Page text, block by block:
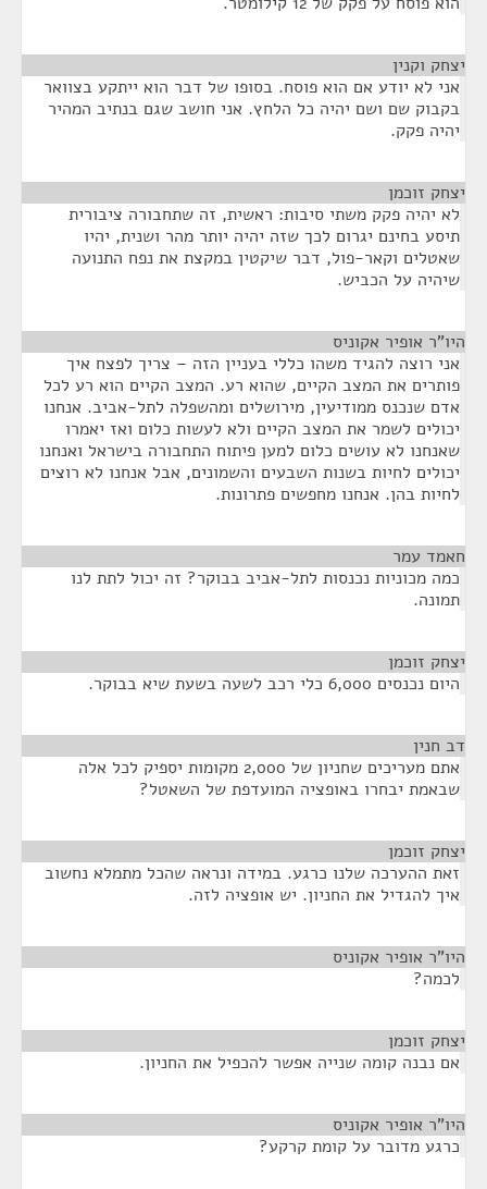
יצחק וקנין
אני לא יודע אם הוא פוסח. בסופו של דבר הוא ייתקע בצוואר
בקבוק שם ושם יהיה כל הלחץ. אני חושב שגם בנתיב המהיר
יהיה פקק.
יצחק זוכמן
לא יהיה פקק משתי סיבות: ראשית, זה שתחבורה ציבורית
תיסע בחינם יגרום לכך שזה יהיה יותר מהר ושנית, יהיו
שאטלים וקאר-פול, דבר שיקטין במקצת את נפח התנועה
שיהיה על הכביש.
היו"ר אופיר אקוניס
אני רוצה להגיד משהו כללי בעניין הזה – צריך לפצח איך
פותרים את המצב הקיים, שהוא רע. המצב הקיים הוא רע לכל
אדם שנכנס ממודיעין, מירושלים ומהשפלה לתל-אביב. אנחנו
יכולים לשמר את המצב הקיים ולא לעשות כלום ואז יאמרו
שאנחנו לא עושים כלום למען פיתוח התחבורה בישראל ואנחנו
יכולים לחיות בשנות השבעים והשמונים, אבל אנחנו לא רוצים
לחיות בהן. אנחנו מחפשים פתרונות.
חאמד עמר
כמה מכוניות נכנסות לתל-אביב בבוקר? זה יכול לתת לנו
תמונה.
יצחק זוכמן
היום נכנסים 6,000 כלי רכב לשעה בשעת שיא בבוקר.
דב חנין
אתם מעריכים שחניון של 2,000 מקומות יספיק לכל אלה
שבאמת יבחרו באופציה המועדפת של השאטל?
יצחק זוכמן
זאת ההערכה שלנו כרגע. במידה ונראה שהכל מתמלא נחשוב
איך להגדיל את החניון. יש אופציה לזה.
היו"ר אופיר אקוניס
לכמה?
יצחק זוכמן
אם נבנה קומה שנייה אפשר להכפיל את החניון.
היו"ר אופיר אקוניס
כרגע מדובר על קומת קרקע?